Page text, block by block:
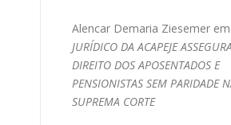
Alencar Demaria Ziesemer em
JURÍDICO DA ACAPEJE ASSEGURA
DIREITO DOS APOSENTADOS E
PENSIONISTAS SEM PARIDADE
SUPREMA CORTE